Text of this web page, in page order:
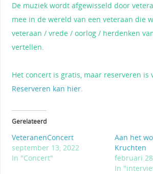
De muziek wordt afgewisseld door
mee in de wereld van een veteraan die
veteraan / vrede / oorlog / herdenken
vertellen.
Het concert is gratis, maar reserveren is
Reserveren kan hier.
Gerelateerd
VeteranenConcert
september 13, 2022
In "Concert"
Aan het
Kruchten
februari
In